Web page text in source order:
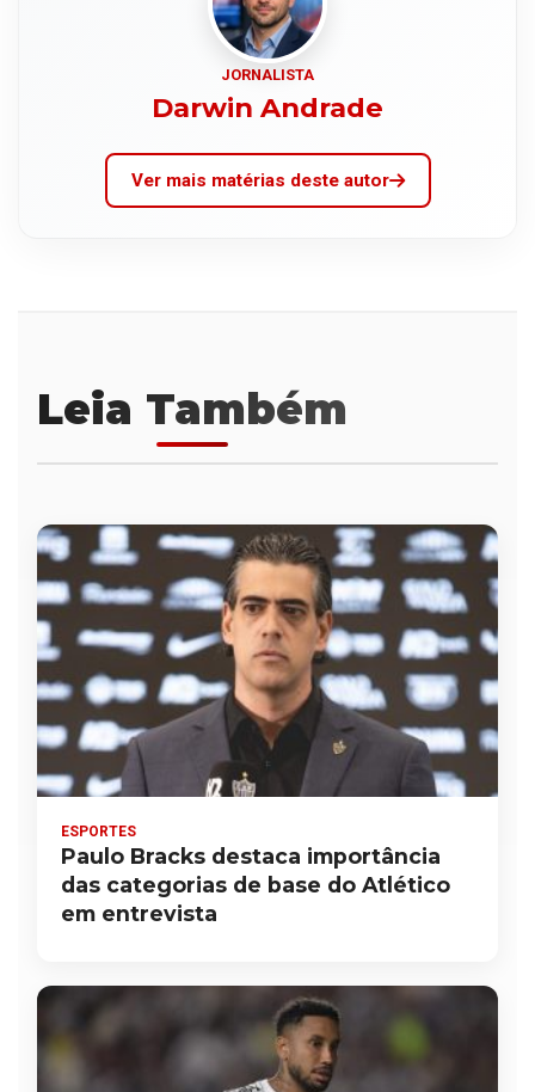
JORNALISTA
Darwin Andrade
Ver mais matérias deste autor
Leia Também
ESPORTES
Paulo Bracks destaca importância
das categorias de base do Atlético
em entrevista